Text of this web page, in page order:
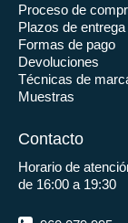
Proceso de
Plazos de
Formas de pago
Devoluciones
Técnicas de
Muestras
Contacto
Horario de
de 16:00 a 19:30